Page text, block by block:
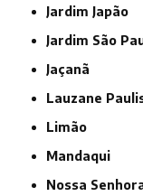
Jardim Japão
Jardim São
Jaçanã
Lauzane
Limão
Mandaqui
Nossa